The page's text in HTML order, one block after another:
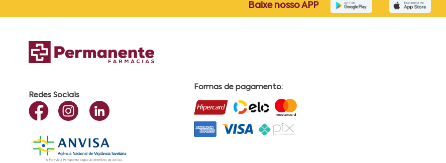
Baixe nosso APP
Redes Sociais
Formas de pagamento: